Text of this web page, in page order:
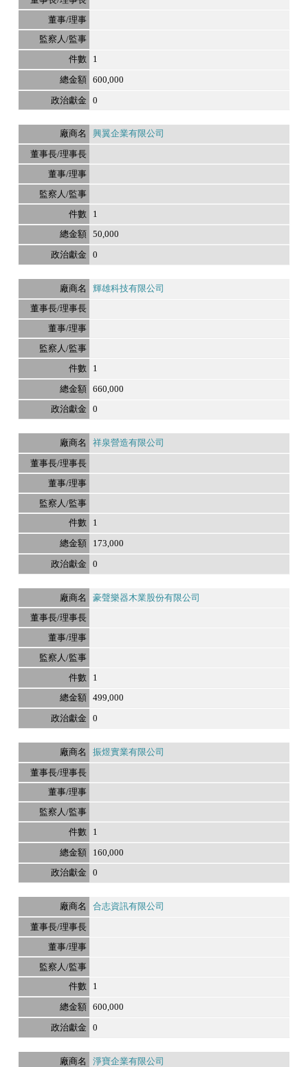
1
600,000
0
興翼企業有限公司
1
50,000
0
輝雄科技有限公司
1
660,000
0
祥泉營造有限公司
1
173,000
0
豪聲樂器木業股份有限公司
1
499,000
0
振煜實業有限公司
1
160,000
0
合志資訊有限公司
1
600,000
0
淨寶企業有限公司